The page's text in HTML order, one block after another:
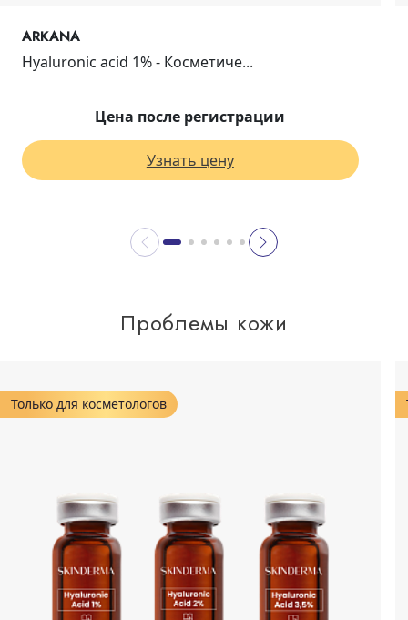
ARKANA
Hyaluronic acid 1% - Косметиче...
Цена после регистрации
Узнать цену
Проблемы кожи
Только для косметологов